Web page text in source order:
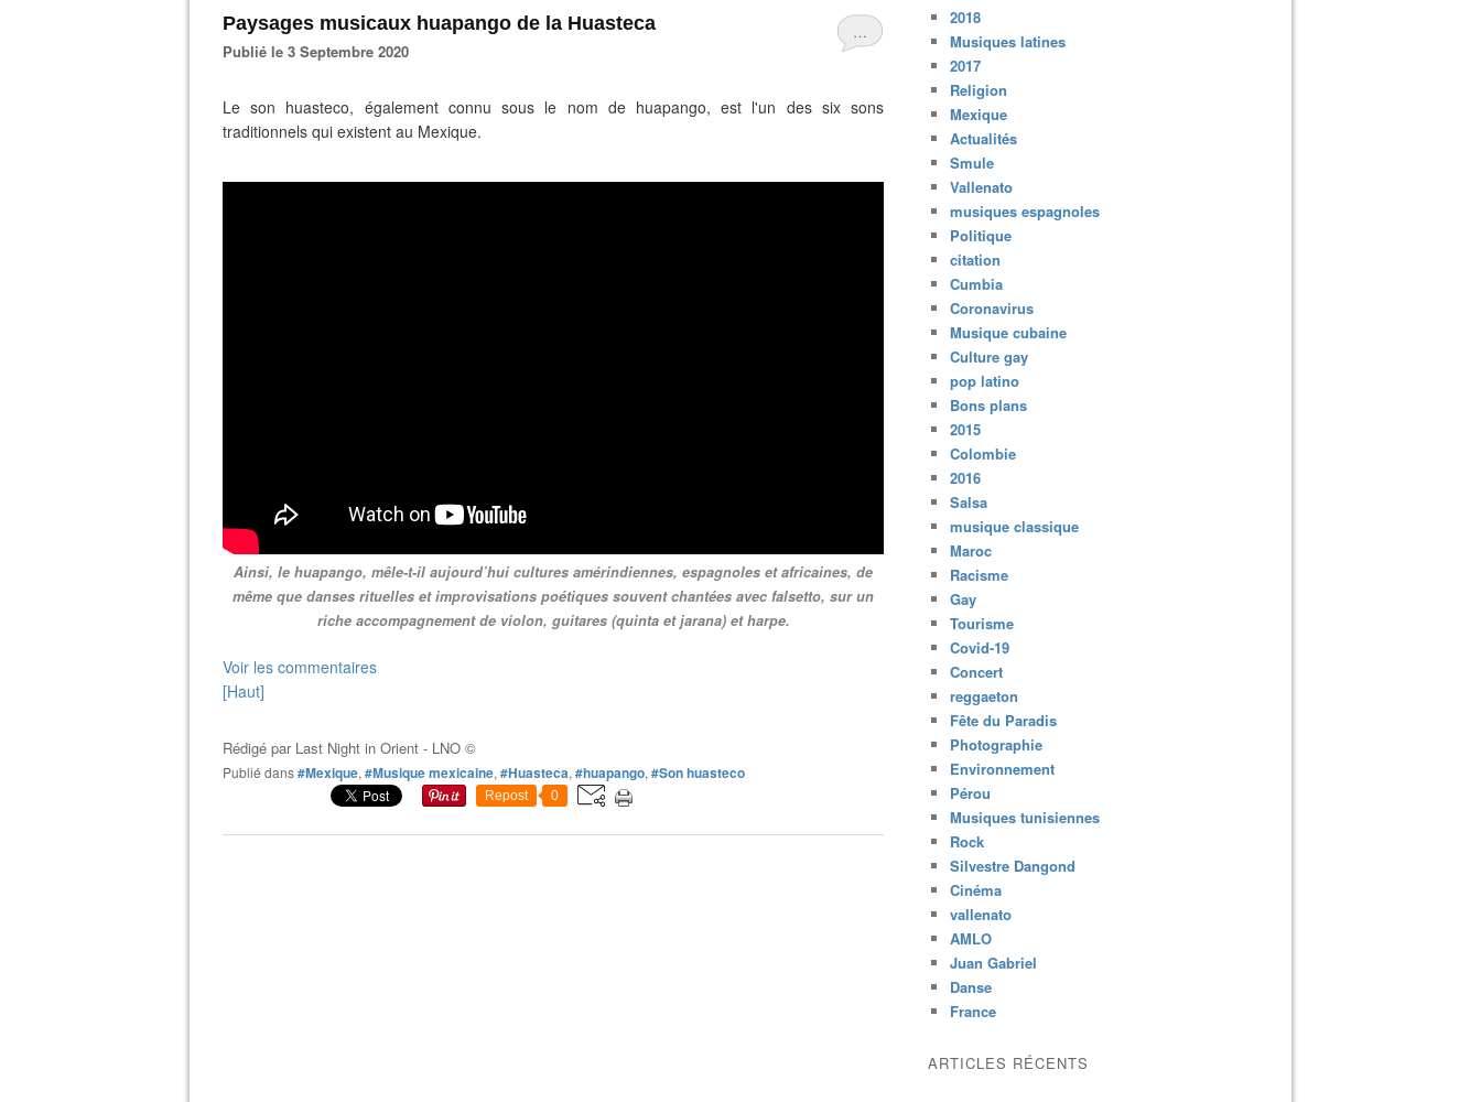
…
Paysages musicaux huapango de la Huasteca
Publié le 3 Septembre 2020
Le son huasteco, également connu sous le nom de huapango, est l'un des six sons
traditionnels qui existent au Mexique.
Ainsi, le huapango, mêle-t-il aujourd’hui cultures amérindiennes, espagnoles et africaines, de
même que danses rituelles et improvisations poétiques souvent chantées avec falsetto, sur un
riche accompagnement de violon, guitares (quinta et jarana) et harpe.
Voir les commentaires
[Haut]
Rédigé par Last Night in Orient - LNO ©
Publié dans#Mexique, #Musique mexicaine, #Huasteca, #huapango, #Son huasteco
Repost 0
2018
Musiques latines
2017
Religion
Mexique
Actualités
Smule
Vallenato
musiques espagnoles
Politique
citation
Cumbia
Coronavirus
Musique cubaine
Culture gay
pop latino
Bons plans
2015
Colombie
2016
Salsa
musique classique
Maroc
Racisme
Gay
Tourisme
Covid-19
Concert
reggaeton
Fête du Paradis
Photographie
Environnement
Pérou
Musiques tunisiennes
Rock
Silvestre Dangond
Cinéma
vallenato
AMLO
Juan Gabriel
Danse
France
ARTICLES RÉCENTS